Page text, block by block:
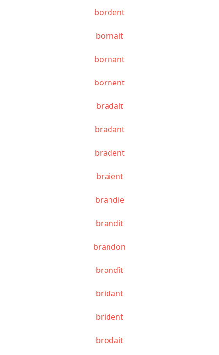
bordent
bornait
bornant
bornent
bradait
bradant
bradent
braient
brandie
brandit
brandon
brandît
bridant
brident
brodait